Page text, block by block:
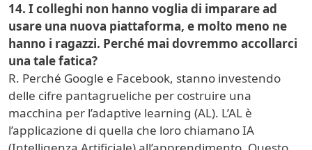
14. I colleghi non hanno voglia di imparare ad
usare una nuova piattaforma, e molto meno ne
hanno i ragazzi. Perché mai dovremmo accollarci
una tale fatica?
R. Perché Google e Facebook, stanno investendo
delle cifre pantagrueliche per costruire una
macchina per l’adaptive learning (AL). L’AL è
l’applicazione di quella che loro chiamano IA